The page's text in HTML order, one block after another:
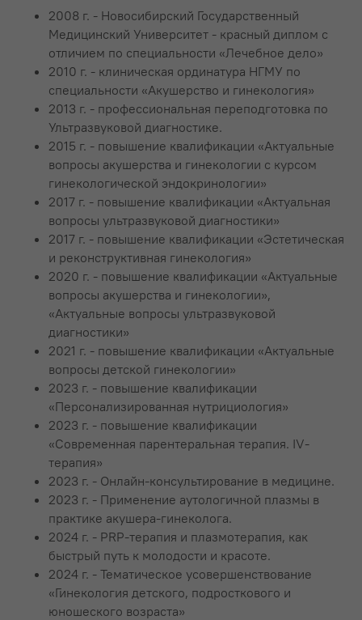
2008 г. - Новосибирский Государственный
Медицинский Университет - красный диплом с
отличием по специальности «Лечебное дело»
2010 г. - клиническая ординатура НГМУ по
специальности «Акушерство и гинекология»
2013 г. - профессиональная переподготовка по
Ультразвуковой диагностике.
2015 г. - повышение квалификации «Актуальные
вопросы акушерства и гинекологии с курсом
гинекологической эндокринологии»
2017 г. - повышение квалификации «Актуальная
вопросы ультразвуковой диагностики»
2017 г. - повышение квалификации «Эстетическая
и реконструктивная гинекология»
2020 г. - повышение квалификации «Актуальные
вопросы акушерства и гинекологии»,
«Актуальные вопросы ультразвуковой
диагностики»
2021 г. - повышение квалификации «Актуальные
вопросы детской гинекологии»
2023 г. - повышение квалификации
«Персонализированная нутрициология»
2023 г. - повышение квалификации
«Современная парентеральная терапия. IV-
терапия»
2023 г. - Онлайн-консультирование в медицине.
2023 г. - Применение аутологичной плазмы в
практике акушера-гинеколога.
2024 г. - PRP-терапия и плазмотерапия, как
быстрый путь к молодости и красоте.
2024 г. - Тематическое усовершенствование
«Гинекология детского, подросткового и
юношеского возраста»